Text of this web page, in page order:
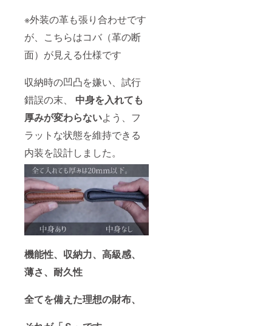
※外装の革も張り合わせです
が、こちらはコバ（革の断
面）が見える仕様です
収納時の凹凸を嫌い、試行
錯誤の末、 中身を入れても
厚みが変わらないよう、フ
ラットな状態を維持できる
内装を設計しました。
機能性、収納力、高級感、
薄さ、耐久性
全てを備えた理想の財布、